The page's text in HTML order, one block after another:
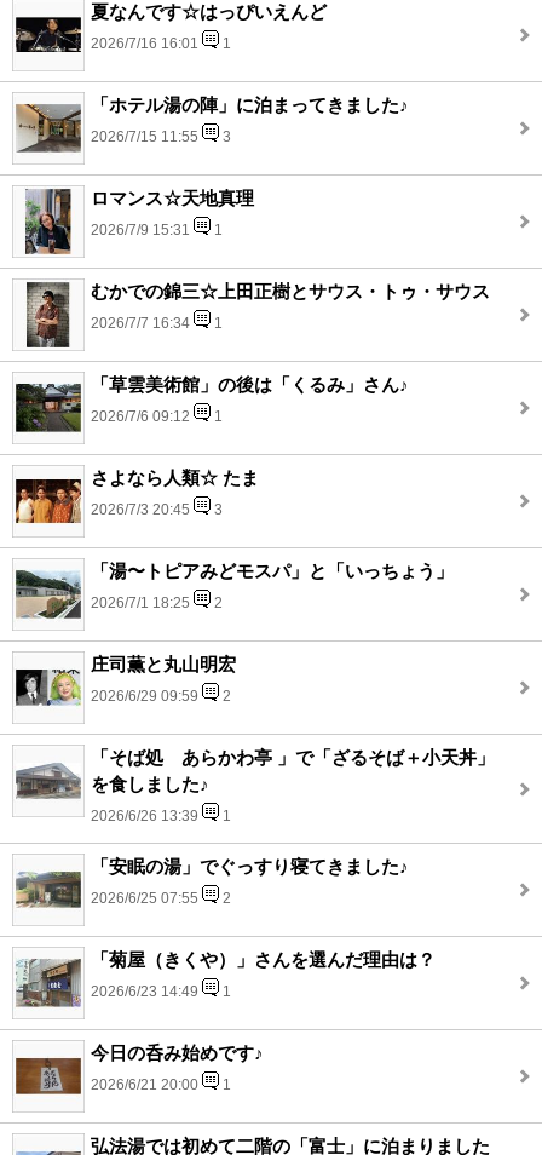
夏なんです☆はっぴいえんど
2026/7/16 16:01 1
「ホテル湯の陣」に泊まってきました♪
2026/7/15 11:55 3
ロマンス☆天地真理
2026/7/9 15:31 1
むかでの錦三☆上田正樹とサウス・トゥ・サウス
2026/7/7 16:34 1
「草雲美術館」の後は「くるみ」さん♪
2026/7/6 09:12 1
さよなら人類☆ たま
2026/7/3 20:45 3
「湯〜トピアみどモスパ」と「いっちょう」
2026/7/1 18:25 2
庄司薫と丸山明宏
2026/6/29 09:59 2
「そば処 あらかわ亭 」で「ざるそば＋小天丼」
を食しました♪
2026/6/26 13:39 1
「安眠の湯」でぐっすり寝てきました♪
2026/6/25 07:55 2
「菊屋（きくや）」さんを選んだ理由は？
2026/6/23 14:49 1
今日の呑み始めです♪
2026/6/21 20:00 1
弘法湯では初めて二階の「富士」に泊まりました